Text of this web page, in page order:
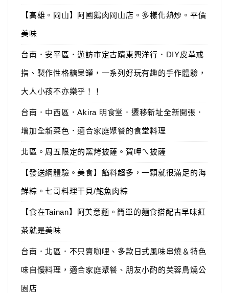
【高雄。岡山】阿國鵝肉岡山店。多樣化熱炒。平價
美味
台南．安平區．遊訪市定古蹟東興洋行．DIY皮革戒
指、製作性格糖果罐，一系列好玩有趣的手作體驗，
大人小孩不亦樂乎！！
台南．中西區．Akira 明食堂．遷移新址全新開張．
增加全新菜色．適合家庭聚餐的食堂料理
北區。周五限定的窯烤披薩。賀呷ㄟ披薩
【發送網體驗。美食】餡料超多，一顆就很滿足的海
鮮粽。七哥料理干貝/鮑魚肉粽
【食在Tainan】阿美意麵。簡單的麵食搭配古早味紅
茶就是美味
台南．北區．不只賣咖哩、多款日式風味串燒＆特色
味自慢料理，適合家庭聚餐、朋友小酌的芙蓉鳥燒公
園店